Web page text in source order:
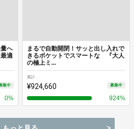
へ
適
集中
0%
まるで自動開閉！サッと出し入れで
きるポケットでスマートな 『大人
の極上ミ...
累計
¥924,660 募集中
924%